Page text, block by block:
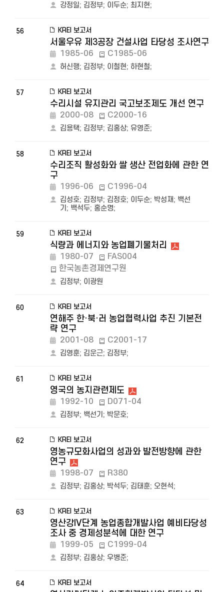
강정일; 김정부; 이두순; 최지현;
56 KREI 보고서
서울우유 제3공장 건설사업 타당성 조사연구
1985-06 C1985-06
허신행; 김정부; 이철현; 하현철;
57 KREI 보고서
수리시설 유지관리 국고보조제도 개선 연구
2000-08 C2000-16
김용택; 김정부; 김홍상; 유영준;
58 KREI 보고서
수리조직 활성화와 쌀 생산 전업화에 관한 연
구
1996-06 C1996-04
김성호; 김정부; 김정호; 이두순; 박성재; 백선
기 ; 백석두; 홍순명;
59 KREI 보고서
식량과 에너지와 농업폐기물처리
1980-07
FAS004
한국농촌경제연구원
김정부; 이광원
60 KREI 보고서
연해주 한·북·러 농업협력사업 추진 기본전
략 연구
2001-08 C2001-17
김영훈; 김운근; 김정부;
61 KREI 보고서
영국의 농지관련제도
1992-10 D071-04
김정부; 백선기 ; 박문호;
62 KREI 보고서
영농규모화사업의 성과와 발전방향에 관한
연구
1998-07 R380
김정부; 김홍상; 박석두; 김태훈; 오현석;
63 KREI 보고서
영산강IV단계 농업종합개발사업 예비타당성
조사 중 경제성분석에 대한 연구
1999-05 C1999-04
김정부; 김홍상; 우병준;
64 KREI 보고서